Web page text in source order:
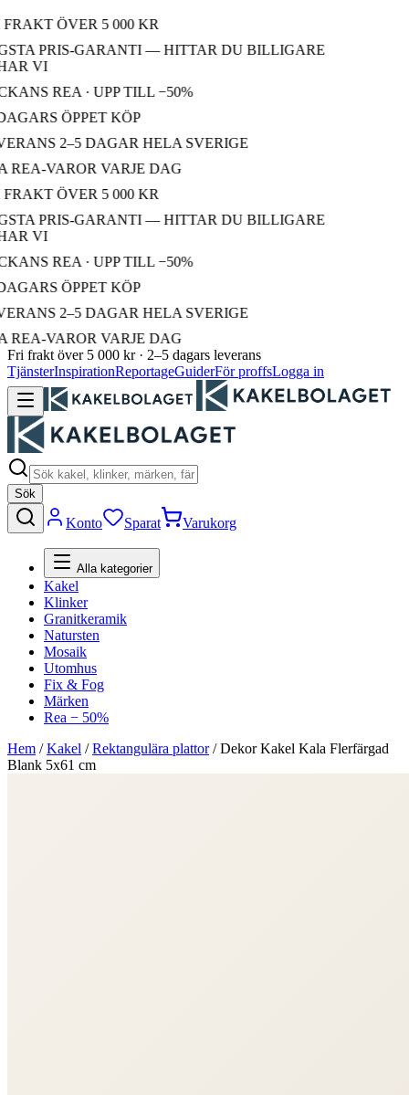
ÖVER 5 000 KR
PRIS-GARANTI — HITTAR DU BILLIGARE
VI
REA · UPP TILL −50%
ÖPPET KÖP
2–5 DAGAR HELA SVERIGE
REA-VAROR VARJE DAG
ÖVER 5 000 KR
PRIS-GARANTI — HITTAR DU BILLIGARE
VI
REA · UPP TILL −50%
ÖPPET KÖP
2–5 DAGAR HELA SVERIGE
REA-VAROR VARJE DAG
Fri frakt över 5 000 kr · 2–5 dagars leverans
TjänsterInspirationReportageGuiderFör proffsLogga in
Sök
Konto Sparat Varukorg
Alla kategorier
Kakel
Klinker
Granitkeramik
Natursten
Mosaik
Utomhus
Fix & Fog
Märken
Rea − 50%
Hem /Kakel /Rektangulära plattor/Dekor Kakel Kala Flerfärgad
Blank 5x61 cm